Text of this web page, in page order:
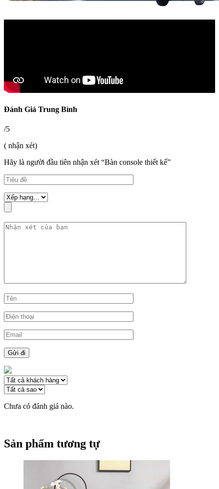
Đánh Giá Trung Bình
/5
( nhận xét)
Hãy là người đầu tiên nhận xét “Bàn console thiết kế”
Chưa có đánh giá nào.
Sản phẩm tương tự